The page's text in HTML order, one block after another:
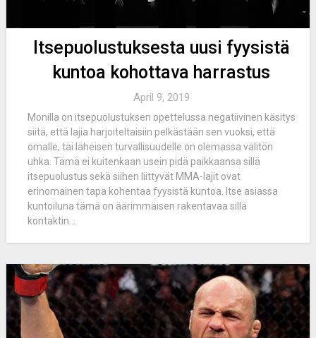
Itsepuolustuksesta uusi fyysistä
kuntoa kohottava harrastus
April 9, 2019
Monilla on itsepuolustuksen opettelussa negatiivinen käsitys
siitä, että lajia harjoiteltaisiin pelkästään sen vuoksi, että
omalle, tai läheisen turvallisuudelle on olemassa välitön
uhka. Tämä ei kuitenkaan usein pidä paikkaansa sillä
itsepuolustus sekä siihen liittyvät MMA-lajit ovat
erinomainen tapa kohentaa fyysistä kuntoa. Itse asiassa
kuntoiluna tämä on äärimmäisen rakentavaa sillä
kontaktin...